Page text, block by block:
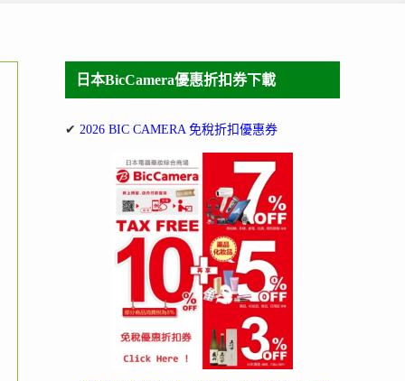
日本BicCamera優惠折扣券下載
✔ 2026 BIC CAMERA 免稅折扣優惠券